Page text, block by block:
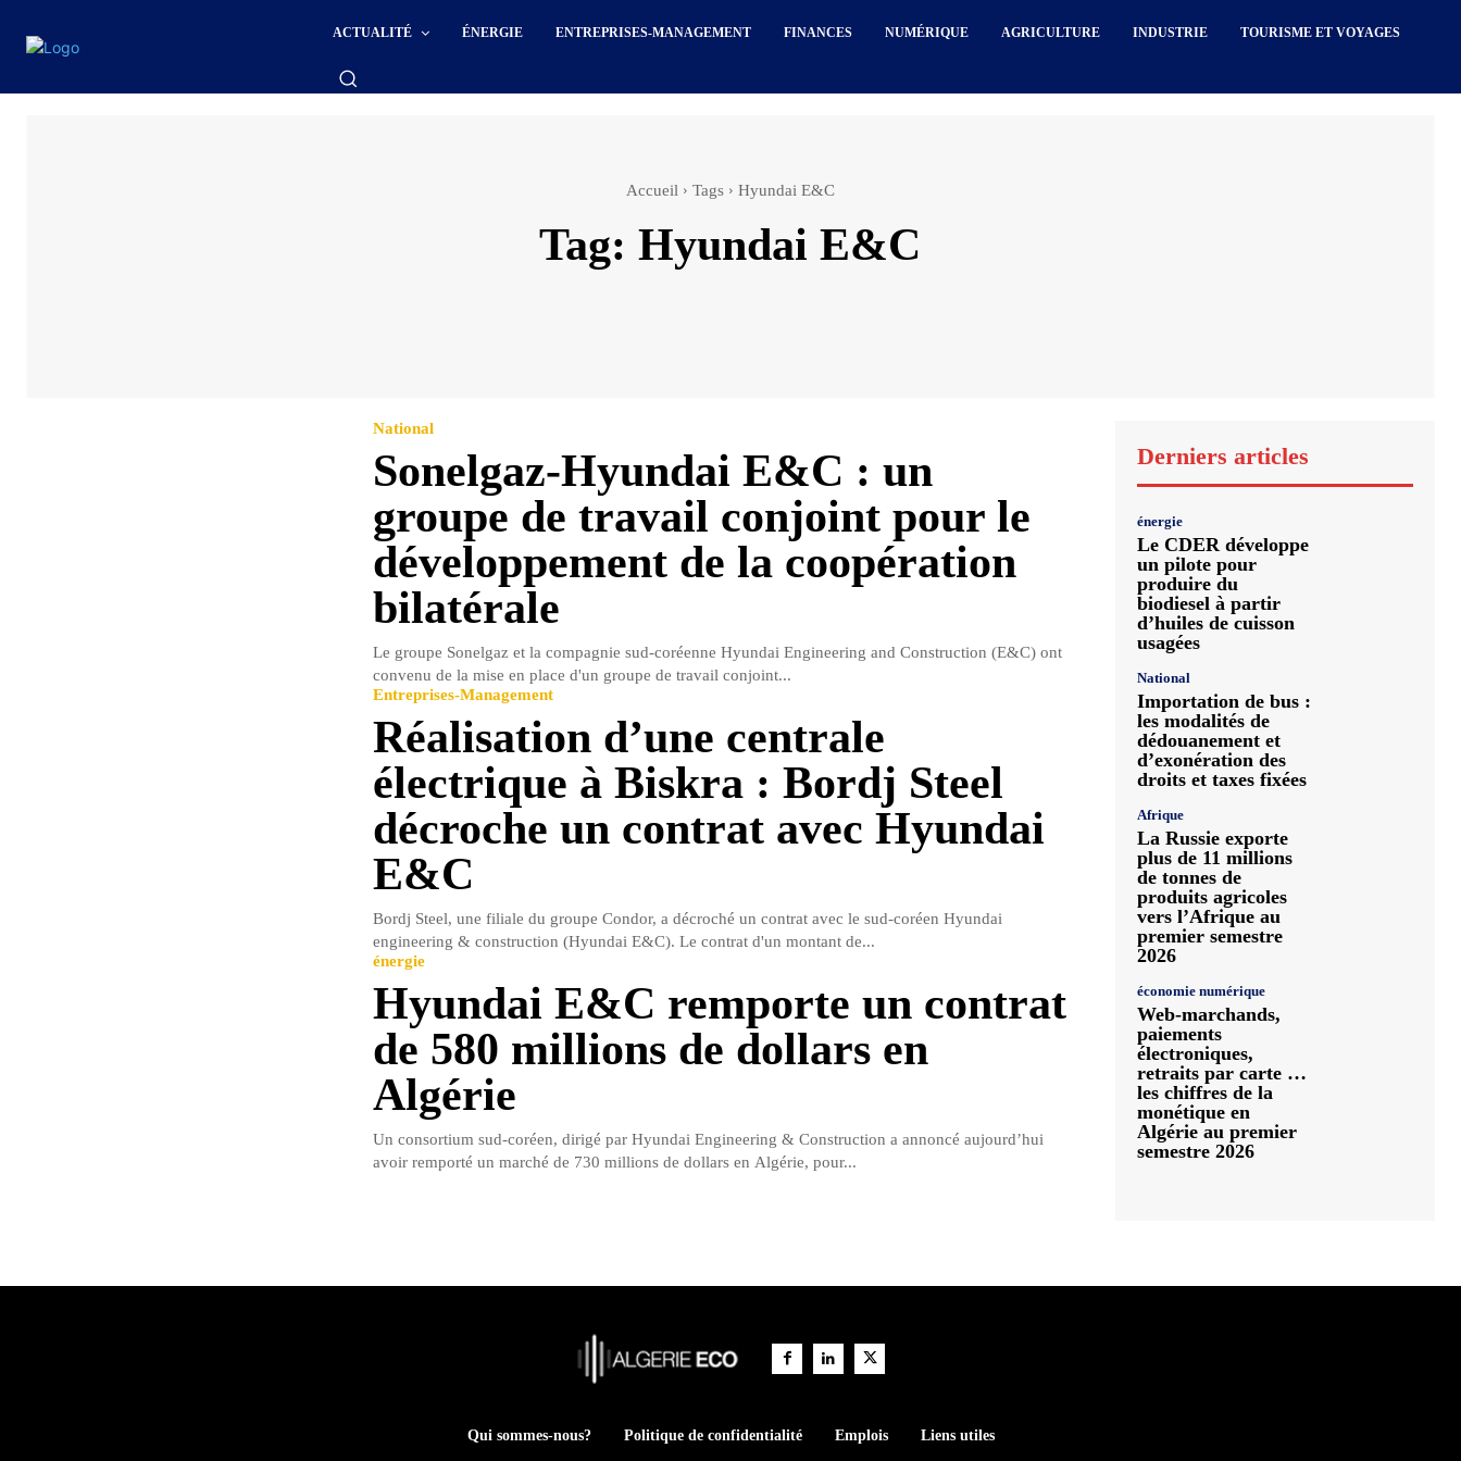
ACTUALITÉ ÉNERGIE ENTREPRISES-MANAGEMENT FINANCES NUMÉRIQUE AGRICULTURE INDUSTRIE TOURISME ET VOYAGES
Accueil Tags Hyundai E&C
Tag: Hyundai E&C
National
Sonelgaz-Hyundai E&C : un
groupe de travail conjoint pour le
développement de la coopération
bilatérale
Le groupe Sonelgaz et la compagnie sud-coréenne Hyundai Engineering and Construction (E&C) ont
convenu de la mise en place d'un groupe de travail conjoint...
Entreprises-Management
Réalisation d’une centrale
électrique à Biskra : Bordj Steel
décroche un contrat avec Hyundai
E&C
Bordj Steel, une filiale du groupe Condor, a décroché un contrat avec le sud-coréen Hyundai
engineering & construction (Hyundai E&C). Le contrat d'un montant de...
énergie
Hyundai E&C remporte un contrat
de 580 millions de dollars en
Algérie
Un consortium sud-coréen, dirigé par Hyundai Engineering & Construction a annoncé aujourd’hui
avoir remporté un marché de 730 millions de dollars en Algérie, pour...
Derniers articles
énergie
Le CDER développe
un pilote pour
produire du
biodiesel à partir
d’huiles de cuisson
usagées
National
Importation de bus :
les modalités de
dédouanement et
d’exonération des
droits et taxes fixées
Afrique
La Russie exporte
plus de 11 millions
de tonnes de
produits agricoles
vers l’Afrique au
premier semestre
2026
économie numérique
Web-marchands,
paiements
électroniques,
retraits par carte …
les chiffres de la
monétique en
Algérie au premier
semestre 2026
Qui sommes-nous? Politique de confidentialité Emplois Liens utiles